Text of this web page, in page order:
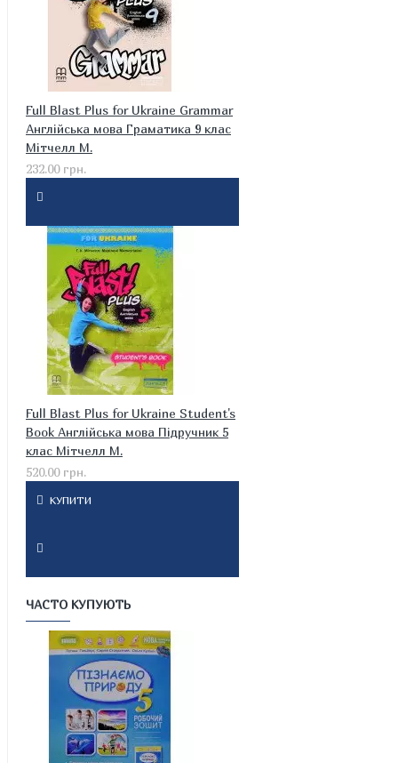
Full Blast Plus for Ukraine Grammar
Англійська мова Граматика 9 клас
Мітчелл М.
232.00 грн.
Full Blast Plus for Ukraine Student's
Book Англійська мова Підручник 5
клас Мітчелл М.
520.00 грн.
КУПИТИ
ЧАСТО КУПУЮТЬ